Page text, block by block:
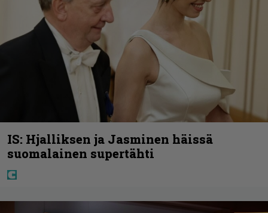
IS: Hjalliksen ja Jasminen häissä
suomalainen supertähti